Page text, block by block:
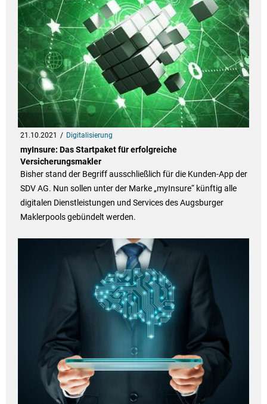
21.10.2021 Digitalisierung
myInsure: Das Startpaket für erfolgreiche
Versicherungsmakler
Bisher stand der Begriff ausschließlich für die Kunden-App der
SDV AG. Nun sollen unter der Marke „myInsure“ künftig alle
digitalen Dienstleistungen und Services des Augsburger
Maklerpools gebündelt werden.